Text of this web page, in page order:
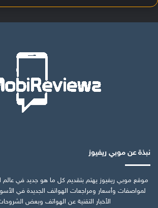
نبذة عن موبي ريفيوز
موقع موبي ريفيوز يهتم بتقديم كل ما هو جديد في
لمواصفات وأسعار ومراجعات الهواتف الجديدة في
الأخبار التقنية عن الهواتف وبعض